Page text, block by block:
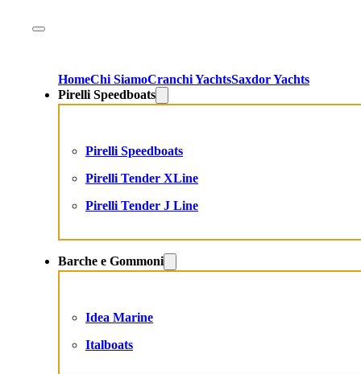
HomeChi SiamoCranchi YachtsSaxdor Yachts
Pirelli Speedboats
Pirelli Speedboats
Pirelli Tender XLine
Pirelli Tender J Line
Barche e Gommoni
Idea Marine
Italboats